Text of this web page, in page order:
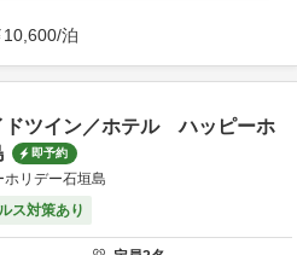
10,600/泊
ドツイン／ホテル ハッピーホ
即予約
リデー石垣島
ス対策あり